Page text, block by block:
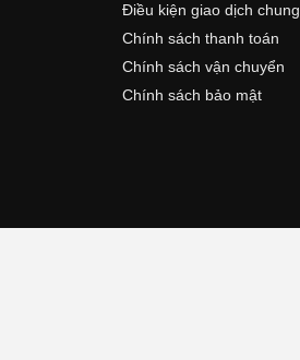
Điều kiện giao dịch chung
Chính sách thanh toán
Chính sách vận chuyển
Chính sách bảo mật